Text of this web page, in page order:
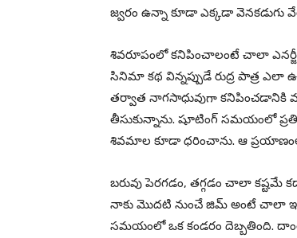
జ్వరం ఉన్నా కూడా ఎక్కడా వెనకడుగు
శివరూపంలో కనిపించాలంటే చాలా
సినిమా కథ విన్నప్పుడే రుద్ర పాత్ర ఎలా
తర్వాత నాగసాధువుగా కనిపించడానికి
తీసుకున్నాను. షూటింగ్ సమయంలో
శివమాల కూడా ధరించాను. ఆ
బరువు పెరగడం, తగ్గడం చాలా కష్టమే
నాకు మొదటి నుంచే జిమ్ అంటే చాలా
సమయంలో ఒక కండరం దెబ్బతింది.